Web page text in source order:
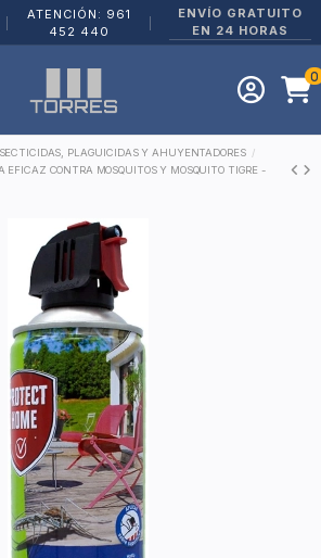
ATENCIÓN: 961
452 440
ENVÍO GRATUITO
EN 24 HORAS
0
PLAGUICIDAS Y AHUYENTADORES
EFICAZ CONTRA MOSQUITOS Y MOSQUITO TIGRE -